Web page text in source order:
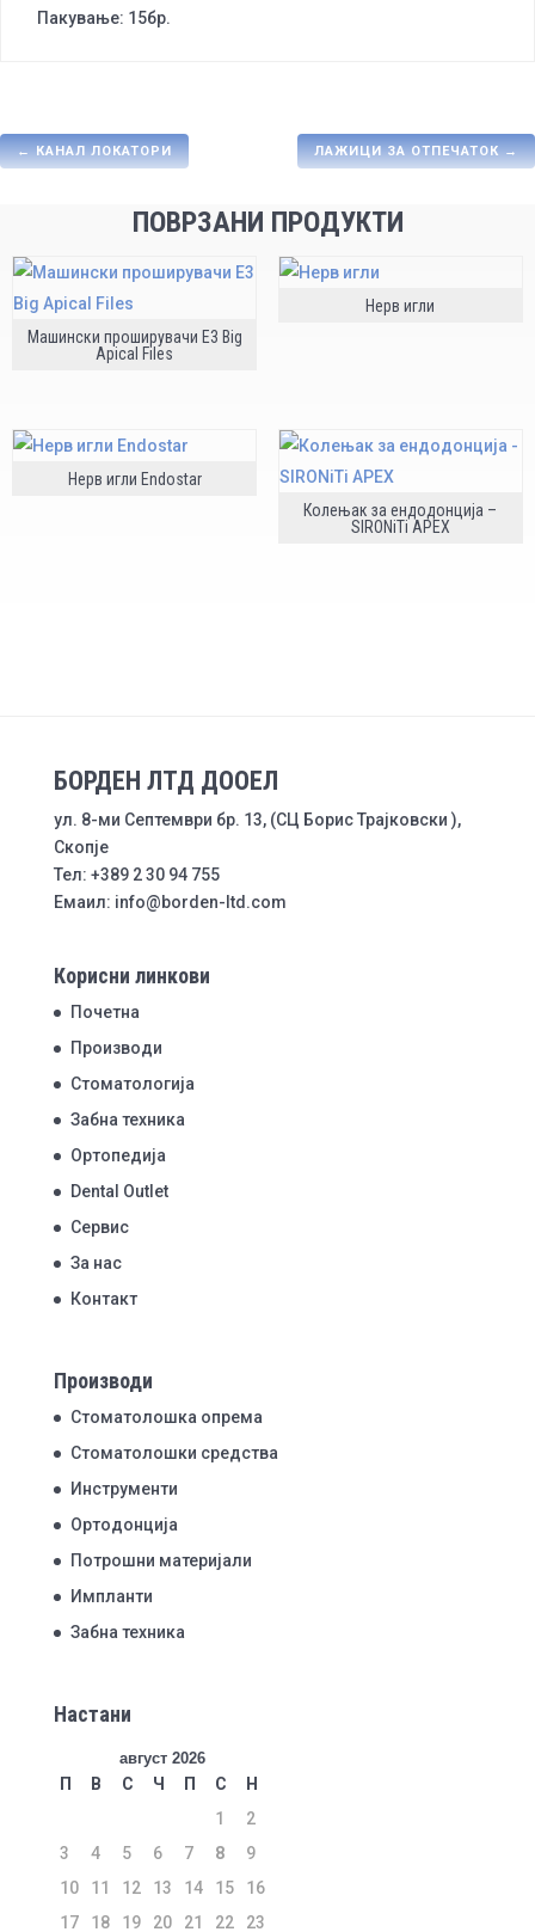
Пакување: 15бр.
←КАНАЛ ЛОКАТОРИ ЛАЖИЦИ ЗА ОТПЕЧАТОК→
ПОВРЗАНИ ПРОДУКТИ
Машински проширувачи E3 Big
Apical Files
Нерв игли
Нерв игли Endostar
Колењак за ендодонција –
SIRONiTi APEX
БОРДЕН ЛТД ДООЕЛ
ул. 8-ми Септември бр. 13, (СЦ Борис Трајковски ),
Скопје
Тел: +389 2 30 94 755
Емаил: info@borden-ltd.com
Корисни линкови
Почетна
Производи
Стоматологија
Забна техника
Ортопедија
Dental Outlet
Сервис
За нас
Контакт
Производи
Стоматолошка опрема
Стоматолошки средства
Инструменти
Ортодонција
Потрошни материјали
Импланти
Забна техника
Настани
август 2026
П В С Ч П С
Н
1
2
3
4 5 6 7 8
9
10
11 12 13 14 15
16
17
18 19 20 21 22 23